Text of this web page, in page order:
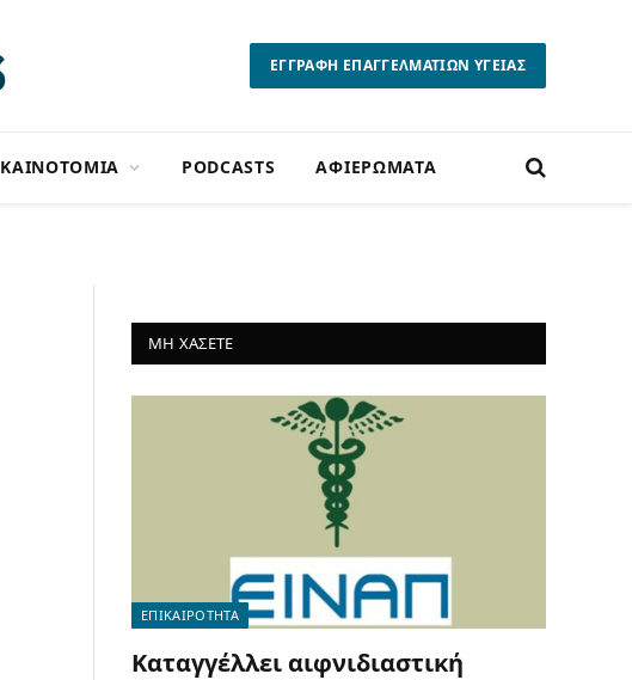
ΕΓΓΡΑΦΗ ΕΠΑΓΓΕΛΜΑΤΙΩΝ ΥΓΕΙΑΣ
ΚΑΙΝΟΤΟΜΙΑ PODCASTS ΑΦΙΕΡΩΜΑΤΑ
ΜΗ ΧΑΣΕΤΕ
ΕΠΙΚΑΙΡΟΤΗΤΑ
Καταγγέλλει αιφνιδιαστική